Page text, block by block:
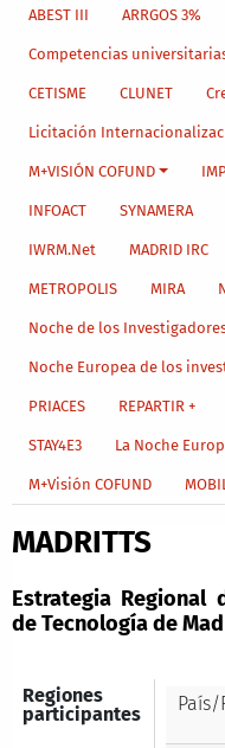
Main menu level 4
ABEST III ARRGOS 3%
Competencias
CETISME CLUNET
Licitación
M+VISIÓN COFUND
INFOACT SYNAMERA
IWRM.Net MADRID IRC
METROPOLIS MIRA
Noche de los
Noche Europea de los
PRIACES REPARTIR +
STAY4E3 La Noche
M+Visión COFUND
MADRITTS
Estrategia Regional
de Tecnología de
Regiones
participantes
País/